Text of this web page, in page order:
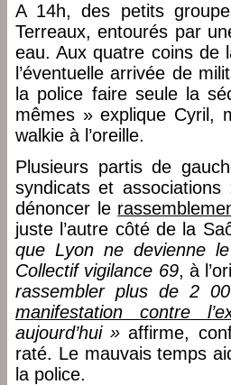
A 14h, des petits
Terreaux, entourés par
eau. Aux quatre coins de
l’éventuelle arrivée de
la police faire seule la
mêmes » explique Cyril,
walkie à l’oreille.
Plusieurs partis de
syndicats et
dénoncer le
juste l’autre côté de la
que Lyon ne devienne
Collectif vigilance 69, à
rassembler plus de 2
manifestation contre
aujourd’hui » affirme,
raté. Le mauvais temps
la police.